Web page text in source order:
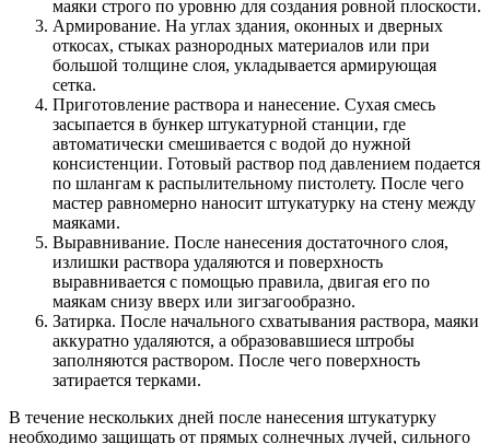
маяки строго по уровню для создания ровной плоскости.
Армирование. На углах здания, оконных и дверных
откосах, стыках разнородных материалов или при
большой толщине слоя, укладывается армирующая
сетка.
Приготовление раствора и нанесение. Сухая смесь
засыпается в бункер штукатурной станции, где
автоматически смешивается с водой до нужной
консистенции. Готовый раствор под давлением подается
по шлангам к распылительному пистолету. После чего
мастер равномерно наносит штукатурку на стену между
маяками.
Выравнивание. После нанесения достаточного слоя,
излишки раствора удаляются и поверхность
выравнивается с помощью правила, двигая его по
маякам снизу вверх или зигзагообразно.
Затирка. После начального схватывания раствора, маяки
аккуратно удаляются, а образовавшиеся штробы
заполняются раствором. После чего поверхность
затирается терками.
В течение нескольких дней после нанесения штукатурку
необходимо защищать от прямых солнечных лучей, сильного